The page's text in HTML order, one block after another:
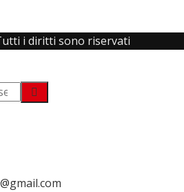
i diritti sono riservati